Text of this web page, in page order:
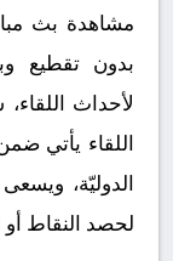
مشاهدة بث
بدون تقطيع
لأحداث
اللقاء يأتي
الدوليّة،
لحصد النقاط أو